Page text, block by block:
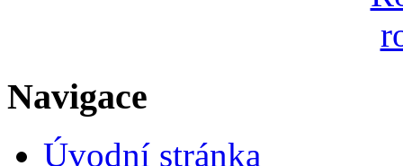
Navigace
Úvodní stránka